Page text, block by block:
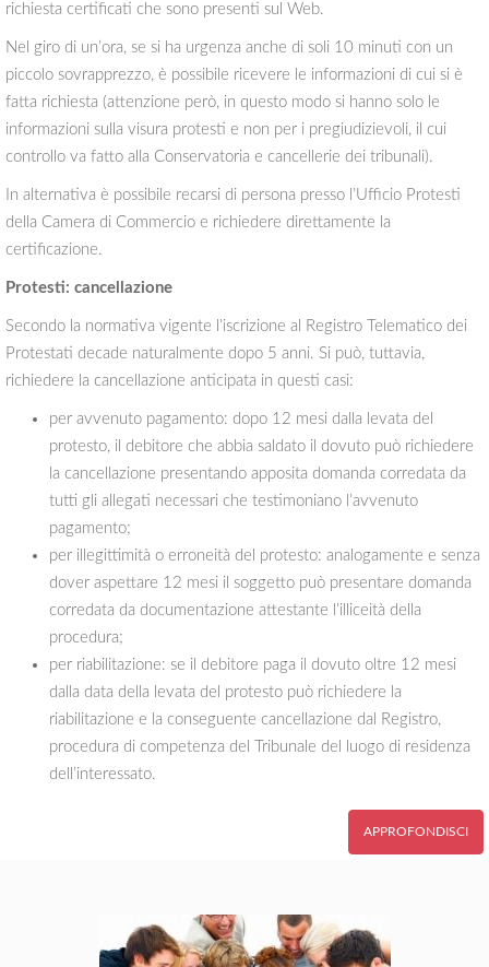
richiesta certificati che sono presenti sul Web.
Nel giro di un’ora, se si ha urgenza anche di soli 10 minuti con un
piccolo sovrapprezzo, è possibile ricevere le informazioni di cui si è
fatta richiesta (attenzione però, in questo modo si hanno solo le
informazioni sulla visura protesti e non per i pregiudizievoli, il cui
controllo va fatto alla Conservatoria e cancellerie dei tribunali).
In alternativa è possibile recarsi di persona presso l’Ufficio Protesti
della Camera di Commercio e richiedere direttamente la
certificazione.
Protesti: cancellazione
Secondo la normativa vigente l’iscrizione al Registro Telematico dei
Protestati decade naturalmente dopo 5 anni. Si può, tuttavia,
richiedere la cancellazione anticipata in questi casi:
per avvenuto pagamento: dopo 12 mesi dalla levata del
protesto, il debitore che abbia saldato il dovuto può richiedere
la cancellazione presentando apposita domanda corredata da
tutti gli allegati necessari che testimoniano l’avvenuto
pagamento;
per illegittimità o erroneità del protesto: analogamente e senza
dover aspettare 12 mesi il soggetto può presentare domanda
corredata da documentazione attestante l’illiceità della
procedura;
per riabilitazione: se il debitore paga il dovuto oltre 12 mesi
dalla data della levata del protesto può richiedere la
riabilitazione e la conseguente cancellazione dal Registro,
procedura di competenza del Tribunale del luogo di residenza
dell’interessato.
APPROFONDISCI